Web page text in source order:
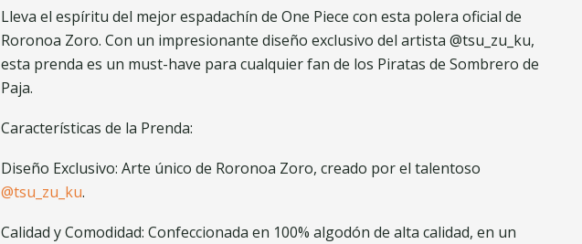
Lleva el espíritu del mejor espadachín de One Piece con esta polera oficial de
Roronoa Zoro. Con un impresionante diseño exclusivo del artista @tsu_zu_ku,
esta prenda es un must-have para cualquier fan de los Piratas de Sombrero de
Paja.
Características de la Prenda:
Diseño Exclusivo: Arte único de Roronoa Zoro, creado por el talentoso
@tsu_zu_ku.
Calidad y Comodidad: Confeccionada en 100% algodón de alta calidad, en un